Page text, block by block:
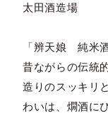
太田酒造場
「辨天娘 純米
昔ながらの伝統
造りのスッキリ
わいは、燗酒に